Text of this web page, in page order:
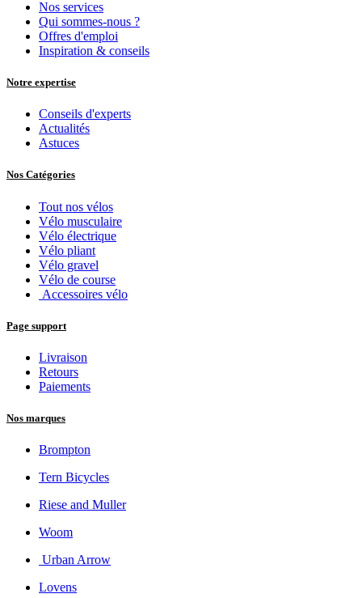
Nos services
Qui sommes-nous ?
Offres d'emploi
Inspiration & conseils
Notre expertise
Conseils d'experts
Actualités
Astuces
Nos Catégories
Tout nos vélos
Vélo musculaire
Vélo électrique
Vélo pliant
Vélo gravel
Vélo de course
Accessoires vélo
Page support
Livraison
Retours
Paiements
Nos marques
Brompton
Tern Bicycles
Riese and Muller
Woom
Urban Arrow
Lovens